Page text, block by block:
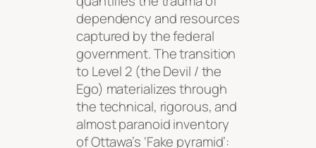
dependency and resources
captured by the federal
government. The transition
to Level 2 (the Devil / the
Ego) materializes through
the technical, rigorous, and
almost paranoid inventory
of Ottawa’s ‘Fake pyramid’: